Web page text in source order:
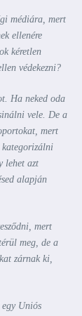
médiára, mert
ellenére
kéretlen
védekezni?
Ha neked oda
vele. De a
mert
kategorizálni
lehet azt
alapján
mert
meg, de a
zárnak ki,
Uniós